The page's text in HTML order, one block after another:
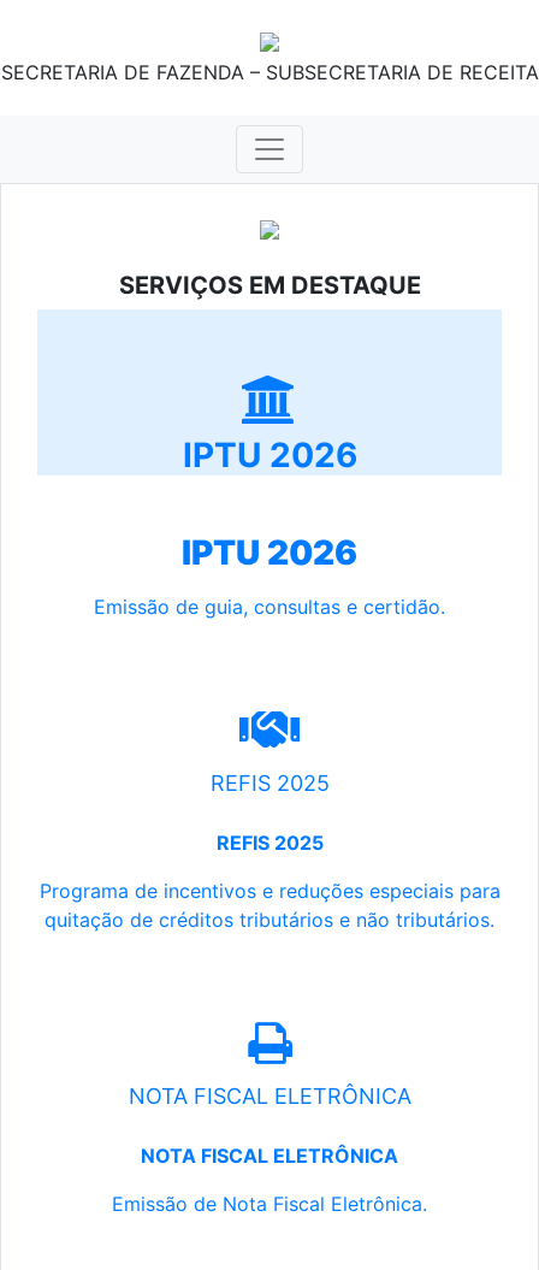
SECRETARIA DE FAZENDA – SUBSECRETARIA DE RECEITA
SERVIÇOS EM DESTAQUE
IPTU 2026
IPTU 2026
Emissão de guia, consultas e certidão.
REFIS 2025
REFIS 2025
Programa de incentivos e reduções especiais para
quitação de créditos tributários e não tributários.
NOTA FISCAL ELETRÔNICA
NOTA FISCAL ELETRÔNICA
Emissão de Nota Fiscal Eletrônica.